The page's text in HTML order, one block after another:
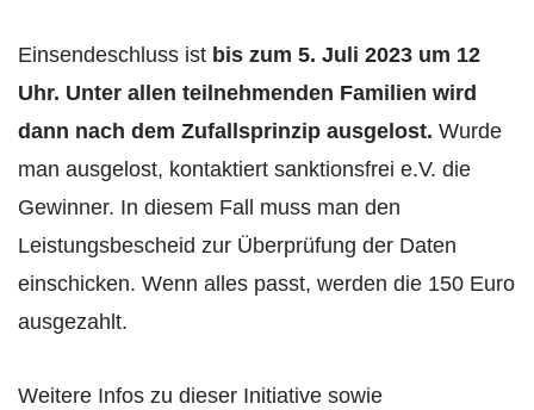
Einsendeschluss ist bis zum 5. Juli 2023 um 12
Uhr. Unter allen teilnehmenden Familien wird
dann nach dem Zufallsprinzip ausgelost. Wurde
man ausgelost, kontaktiert sanktionsfrei e.V. die
Gewinner. In diesem Fall muss man den
Leistungsbescheid zur Überprüfung der Daten
einschicken. Wenn alles passt, werden die 150 Euro
ausgezahlt.
Weitere Infos zu dieser Initiative sowie